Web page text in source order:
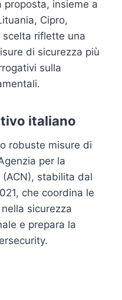
insieme a
Cipro,
scelta riflette una
di sicurezza più
sulla
italiano
robuste misure di
per la
stabilita dal
che coordina le
sicurezza
e prepara la